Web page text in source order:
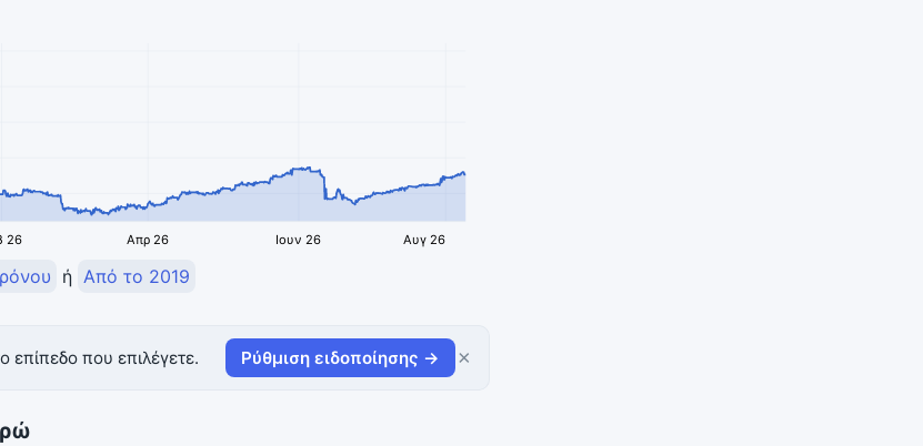
26 Απρ 26 Ιουν 26 Αυγ 26
ή Από το 2019
επίπεδο που επιλέγετε. Ρύθμιση ειδοποίησης → ×